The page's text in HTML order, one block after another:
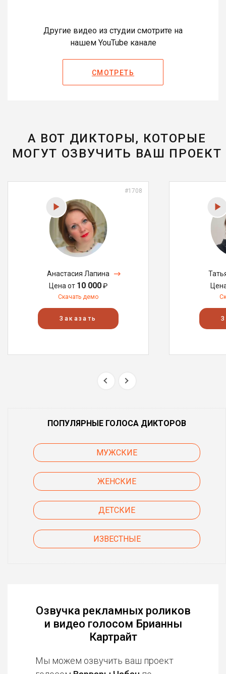
Другие видео из студии смотрите на
нашем YouTube канале
СМОТРЕТЬ
А ВОТ ДИКТОРЫ, КОТОРЫЕ
МОГУТ ОЗВУЧИТЬ ВАШ ПРОЕКТ
#1708
Анастасия Лапина
Цена от 10 000₽
Скачать демо
Заказать
ПОПУЛЯРНЫЕ ГОЛОСА ДИКТОРОВ
МУЖСКИЕ
ЖЕНСКИЕ
ДЕТСКИЕ
ИЗВЕСТНЫЕ
Озвучка рекламных роликов
и видео голосом Брианны
Картрайт
Мы можем озвучить ваш проект